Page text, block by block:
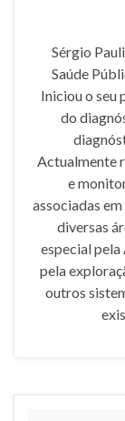
Sérgio
Saúde
Iniciou o seu
do
Actualmente
e
associadas
diversas
especial
pela
outros